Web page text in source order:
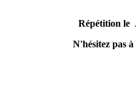
Répétition le
N'hésitez pas